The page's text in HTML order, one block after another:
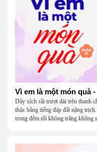
Vì em là một món quà
Dây xích sắt trượt dài trên thanh
thúc bằng tiếng đáp đất nặng
trong đêm tối không trăng không